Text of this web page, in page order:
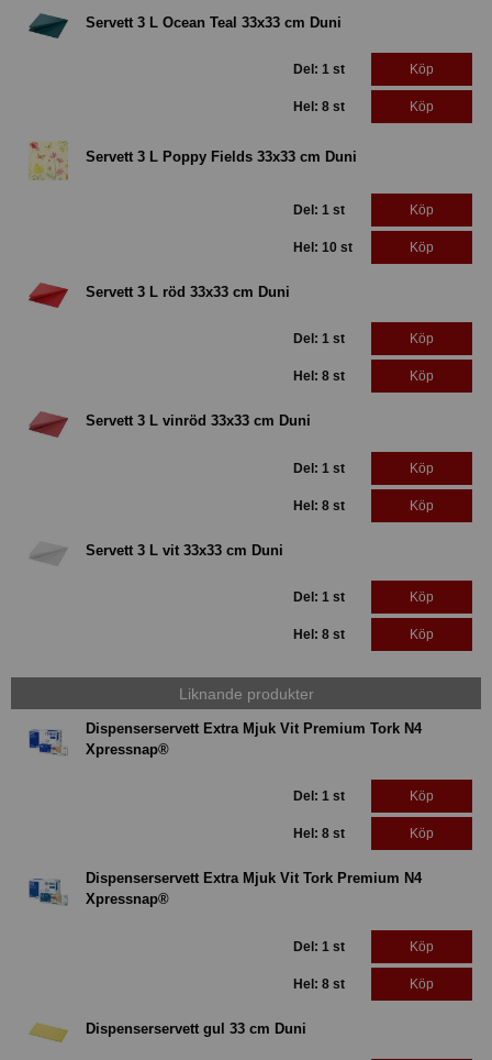
Servett 3 L Ocean Teal 33x33 cm Duni
Del: 1 st Köp
Hel: 8 st Köp
Servett 3 L Poppy Fields 33x33 cm Duni
Del: 1 st Köp
Hel: 10 st Köp
Servett 3 L röd 33x33 cm Duni
Del: 1 st Köp
Hel: 8 st Köp
Servett 3 L vinröd 33x33 cm Duni
Del: 1 st Köp
Hel: 8 st Köp
Servett 3 L vit 33x33 cm Duni
Del: 1 st Köp
Hel: 8 st Köp
Liknande produkter
Dispenserservett Extra Mjuk Vit Premium Tork N4
Xpressnap®
Del: 1 st Köp
Hel: 8 st Köp
Dispenserservett Extra Mjuk Vit Tork Premium N4
Xpressnap®
Del: 1 st Köp
Hel: 8 st Köp
Dispenserservett gul 33 cm Duni